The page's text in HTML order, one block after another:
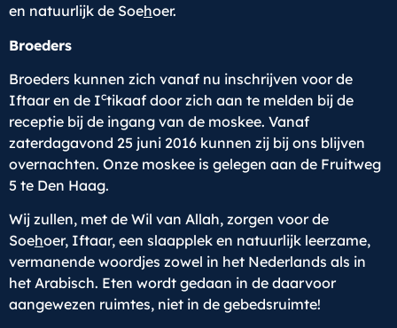
en natuurlijk de Soehoer.
Broeders
Broeders kunnen zich vanaf nu inschrijven voor de
Iftaar en de Ictikaaf door zich aan te melden bij de
receptie bij de ingang van de moskee. Vanaf
zaterdagavond 25 juni 2016 kunnen zij bij ons blijven
overnachten. Onze moskee is gelegen aan de Fruitweg
5 te Den Haag.
Wij zullen, met de Wil van Allah, zorgen voor de
Soehoer, Iftaar, een slaapplek en natuurlijk leerzame,
vermanende woordjes zowel in het Nederlands als in
het Arabisch. Eten wordt gedaan in de daarvoor
aangewezen ruimtes, niet in de gebedsruimte!